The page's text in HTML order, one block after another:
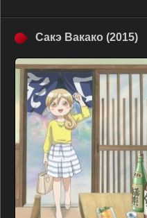
Сакэ Вакако (2015)